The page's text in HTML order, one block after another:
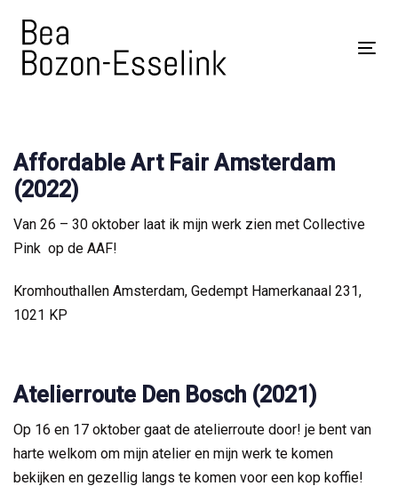
links
content
Affordable Art Fair Amsterdam
(2022)
Van 26 – 30 oktober laat ik mijn werk zien met Collective
Pink op de AAF!
Kromhouthallen Amsterdam, Gedempt Hamerkanaal 231,
1021 KP
Atelierroute Den Bosch (2021)
Op 16 en 17 oktober gaat de atelierroute door! je bent van
harte welkom om mijn atelier en mijn werk te komen
bekijken en gezellig langs te komen voor een kop koffie!